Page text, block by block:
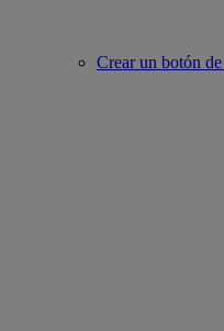
Crear un botón